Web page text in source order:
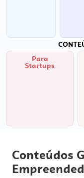
Para
Startups
Conteúdos